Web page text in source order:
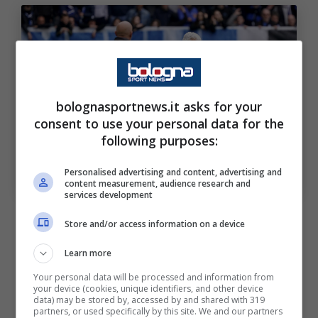
Tacca/Getty Images Via OneFootball)
Gasperini, il possibile futuro
dell’allenatore
Secondo quanto riportaSky Sport, la
possibile destinazione di Gasperini potrebbe
bolognasportnews.it asks for your
consent to use your personal data for the
following purposes:
Personalised advertising and content, advertising and
content measurement, audience research and
services development
Store and/or access information on a device
Learn more
Your personal data will be processed and information from
your device (cookies, unique identifiers, and other device
data) may be stored by, accessed by and shared with 319
partners, or used specifically by this site. We and our partners